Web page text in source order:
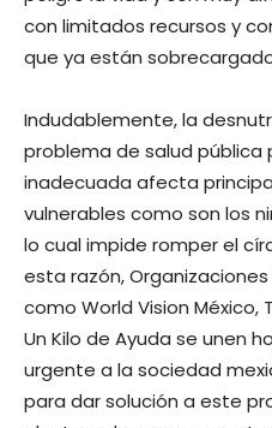
con limitados recursos y
que ya están
Indudablemente, la
problema de salud pública
inadecuada afecta
vulnerables como son los
lo cual impide romper el
esta razón,
como World Vision México,
Un Kilo de Ayuda se unen
urgente a la sociedad
para dar solución a este